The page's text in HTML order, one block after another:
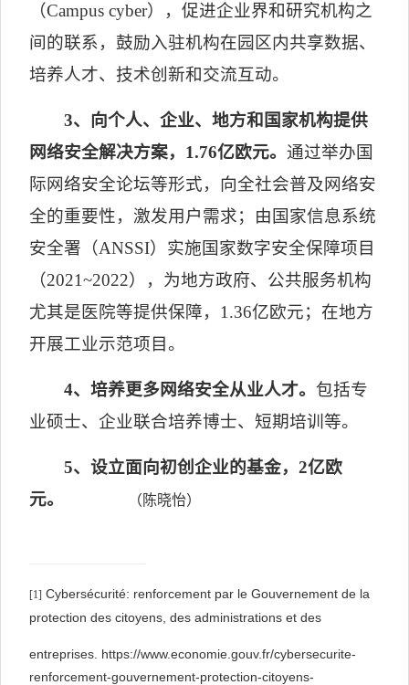
（Campus cyber），促进企业界和研究机构之
间的联系，鼓励入驻机构在园区内共享数据、
培养人才、技术创新和交流互动。
3、向个人、企业、地方和国家机构提供
网络安全解决方案， 1.76亿欧元。通过举办国
际网络安全论坛等形式，向全社会普及网络安
全的重要性，激发用户需求；由国家信息系统
安全署（ANSSI）实施国家数字安全保障项目
（2021~2022），为地方政府、公共服务机构
尤其是医院等提供保障， 1.36亿欧元；在地方
开展工业示范项目。
4、培养更多网络安全从业人才。 包括专
业硕士、企业联合培养博士、短期培训等。
5、设立面向初创企业的基金， 2亿欧
元。
（陈晓怡）
[1] Cybersécurité: renforcement par le Gouvernement de la
protection des citoyens, des administrations et des
entreprises. https://www.economie.gouv.fr/cybersecurite-
renforcement-gouvernement-protection-citoyens-